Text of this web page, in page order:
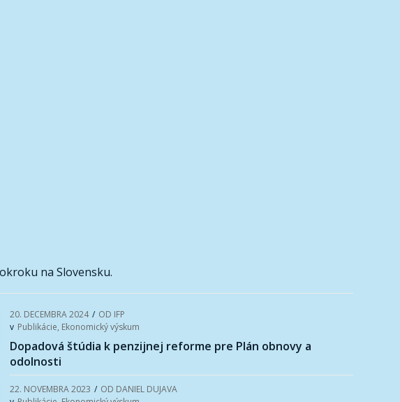
na Slovensku.
20. DECEMBRA 2024 / OD IFP
v Publikácie, Ekonomický výskum
Dopadová štúdia k penzijnej reforme pre Plán obnovy a
odolnosti
22. NOVEMBRA 2023 / OD DANIEL DUJAVA